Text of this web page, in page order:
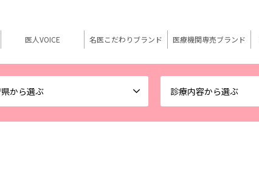
から選ぶ 診療内容から選ぶ
医人VOICE 名医こだわりブランド 医療機関専売ブランド